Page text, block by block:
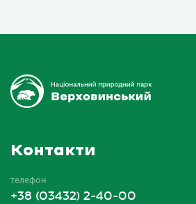
Контакти
телефон
+38 (03432) 2-40-00